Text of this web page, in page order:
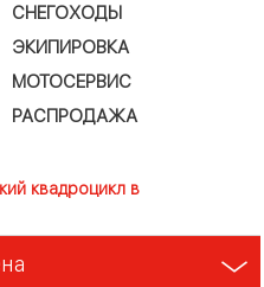
СНЕГОХОДЫ
ЭКИПИРОВКА
МОТОСЕРВИС
РАСПРОДАЖА
квадроцикл в